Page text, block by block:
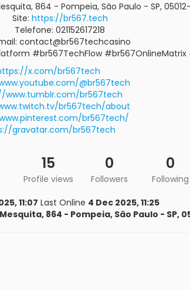
864 - Pompeia, São Paulo - SP, 05012-
Site: https://br567.tech
Telefone: 021152617218
contact@br567techcasino
#br567TechFlow
x.com/br567tech
@br567tech
www.tumblr.com/br567tech
br567tech/about
br567tech/
gravatar.com/br567tech
15
Profile views
0
Followers
0
Following
11:07 Last Online 4 Dec 2025, 11:25
864 - Pompeia, São Paulo - SP,